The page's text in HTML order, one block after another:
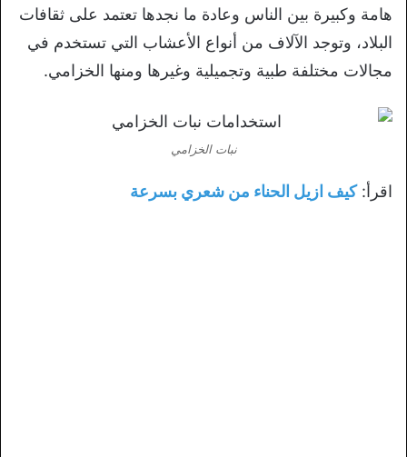
هامة وكبيرة بين الناس وعادة ما نجدها تعتمد على ثقافات
البلاد، وتوجد الآلاف من أنواع الأعشاب التي تستخدم في
مجالات مختلفة طبية وتجميلية وغيرها ومنها الخزامي.
نبات الخزامي
اقرأ:كيف ازيل الحناء من شعري بسرعة